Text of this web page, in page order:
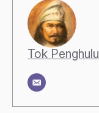
Tok Penghulu